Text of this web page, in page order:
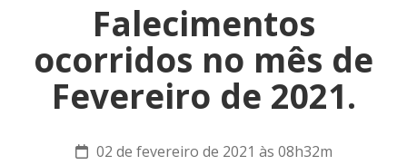
Falecimentos
ocorridos no mês de
Fevereiro de 2021.
02 de fevereiro de 2021 às 08h32m